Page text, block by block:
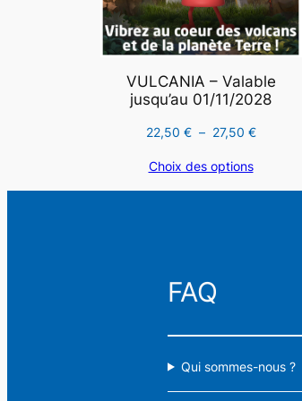
VULCANIA – Valable
jusqu’au 01/11/2028
22,50 € – 27,50 €Plage
22,50 €
Choix des options
FAQ
Qui sommes-nous ?